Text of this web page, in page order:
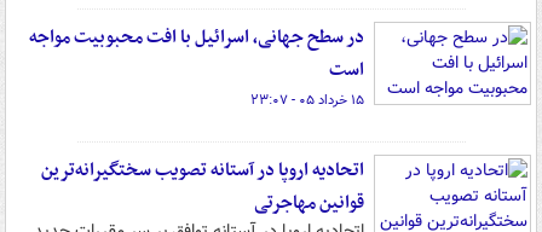
در سطح جهانی، اسرائیل با افت محبوبیت مواجه
است
۱۵ خرداد ۰۵ - ۲۳:۰۷
اتحادیه اروپا در آستانه تصویب سختگیرانه‌ترین
قوانین مهاجرتی